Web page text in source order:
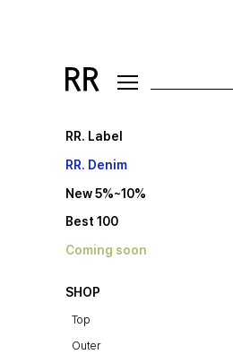
RR. Label
RR. Denim
New 5%~10%
Best 100
Coming soon
SHOP
Top
Outer